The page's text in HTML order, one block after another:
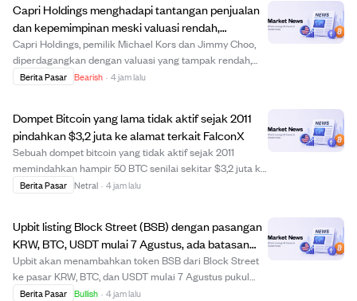
Capri Holdings menghadapi tantangan penjualan
dan kepemimpinan meski valuasi rendah,
keraguan soal pemulihan muncul.
Capri Holdings, pemilik Michael Kors dan Jimmy Choo,
diperdagangkan dengan valuasi yang tampak rendah,
namun terdistorsi oleh lindung nilai mata uang yang
ka...
Berita Pasar Bearish · 4 jam lalu
Dompet Bitcoin yang lama tidak aktif sejak 2011
pindahkan $3,2 juta ke alamat terkait FalconX
Sebuah dompet bitcoin yang tidak aktif sejak 2011
memindahkan hampir 50 BTC senilai sekitar $3,2 juta ke
alamat SegWit yang terkait dengan broker kripto
Berita Pasar Netral · 4 jam lalu
Upbit listing Block Street (BSB) dengan pasangan
KRW, BTC, USDT mulai 7 Agustus, ada batasan
perdagangan awal.
Upbit akan menambahkan token BSB dari Block Street
ke pasar KRW, BTC, dan USDT mulai 7 Agustus pukul
15:00 KST, dengan dukungan deposit dan penarikan awal
Berita Pasar Bullish · 4 jam lalu